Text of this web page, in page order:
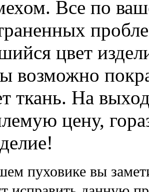
Все по
цвет
возможно
ткань. На
цену,
пуховике вы